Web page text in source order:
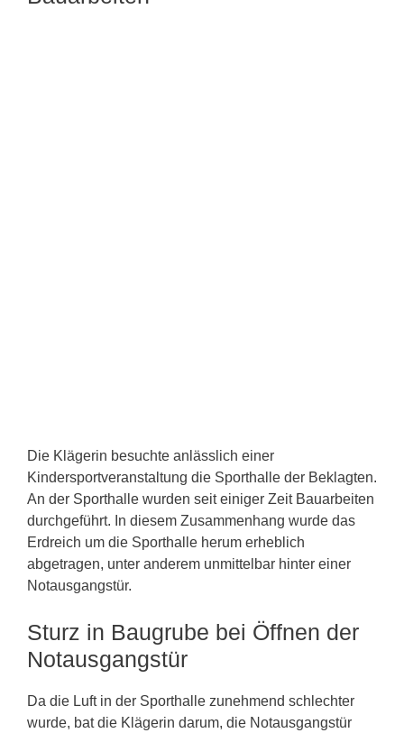
Die Klägerin besuchte anlässlich einer
Kindersportveranstaltung die Sporthalle der Beklagten.
An der Sporthalle wurden seit einiger Zeit Bauarbeiten
durchgeführt. In diesem Zusammenhang wurde das
Erdreich um die Sporthalle herum erheblich
abgetragen, unter anderem unmittelbar hinter einer
Notausgangstür.
Sturz in Baugrube bei Öffnen der
Notausgangstür
Da die Luft in der Sporthalle zunehmend schlechter
wurde, bat die Klägerin darum, die Notausgangstür